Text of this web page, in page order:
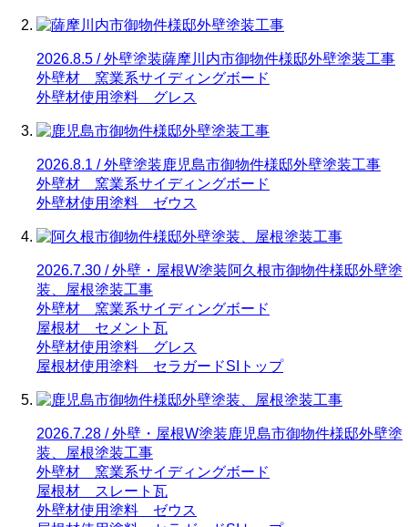
2026.8.5 / 外壁塗装薩摩川内市御物件様邸外壁塗装工事
外壁材 窯業系サイディングボード
外壁材使用塗料 グレス
2026.8.1 / 外壁塗装鹿児島市御物件様邸外壁塗装工事
外壁材 窯業系サイディングボード
外壁材使用塗料 ゼウス
2026.7.30 / 外壁・屋根W塗装阿久根市御物件様邸外壁塗
装、屋根塗装工事
外壁材 窯業系サイディングボード
屋根材 セメント瓦
外壁材使用塗料 グレス
屋根材使用塗料 セラガードSIトップ
2026.7.28 / 外壁・屋根W塗装鹿児島市御物件様邸外壁塗
装、屋根塗装工事
外壁材 窯業系サイディングボード
屋根材 スレート瓦
外壁材使用塗料 ゼウス